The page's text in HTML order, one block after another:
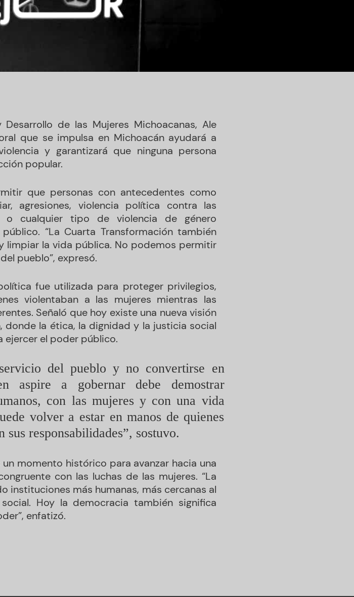
de las Mujeres Michoacanas, Ale
que se impulsa en Michoacán ayudará a
y garantizará que ninguna persona
popular.
que personas con antecedentes como
agresiones, violencia política contra las
o cualquier tipo de violencia de género
“La Cuarta Transformación también
limpiar la vida pública. No podemos permitir
pueblo”, expresó.
fue utilizada para proteger privilegios,
violentaban a las mujeres mientras las
Señaló que hoy existe una nueva visión
donde la ética, la dignidad y la justicia social
ejercer el poder público.
del pueblo y no convertirse en
aspire a gobernar debe demostrar
con las mujeres y con una vida
volver a estar en manos de quienes
responsabilidades”, sostuvo.
momento histórico para avanzar hacia una
con las luchas de las mujeres. “La
instituciones más humanas, más cercanas al
Hoy la democracia también significa
enfatizó.